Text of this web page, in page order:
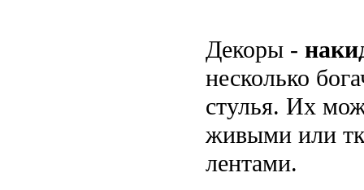
Декоры -
несколько
стулья. Их
живыми или
лентами.